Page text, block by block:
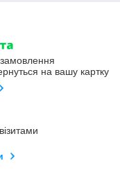
на вашу картку